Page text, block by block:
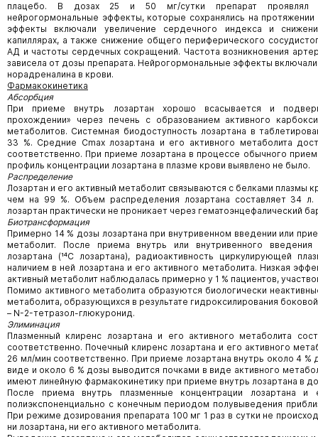
плацебо. В дозах 25 и 50 мг/сутки препарат проявлял
нейрогормональные эффекты, которые сохранялись на
эффекты включали увеличение сердечного индекса и
капиллярах, а также снижение общего периферического
АД и частоты сердечных сокращений. Частота возникновения
зависела от дозы препарата. Нейрогормональные эффекты
норадреналина в крови.
Фармакокинетика
Абсорбция
При приеме внутрь лозартан хорошо всасывается и
прохождении» через печень с образованием активного
метаболитов. Системная биодоступность лозартана в
33 %. Средние Cmax лозартана и его активного метаболита
соответственно. При приеме лозартана в процессе обычного
профиль концентрации лозартана в плазме крови выявлено не было.
Распределение
Лозартан и его активный метаболит связываются с белками плазмы
чем на 99 %. Объем распределения лозартана составляет 34 л.
лозартан практически не проникает через гематоэнцефалический
Биотрансформация
Примерно 14 % дозы лозартана при внутривенном введении или
метаболит. После приема внутрь или внутривенного
лозартана (¹⁴С лозартана), радиоактивность циркулирующей
наличием в ней лозартана и его активного метаболита. Низкая
активный метаболит наблюдалась примерно у 1 % пациентов,
Помимо активного метаболита образуются биологически
метаболита, образующихся в результате гидроксилирования
– N-2-тетразол-глюкуронид.
Элиминация
Плазменный клиренс лозартана и его активного метаболита
соответственно. Почечный клиренс лозартана и его активного
26 мл/мин соответственно. При приеме лозартана внутрь около 4
виде и около 6 % дозы выводится почками в виде активного
имеют линейную фармакокинетику при приеме внутрь лозартана в
После приема внутрь плазменные концентрации лозартана и
полиэкспоненциально с конечным периодом полувыведения
При режиме дозирования препарата 100 мг 1 раз в сутки не
ни лозартана, ни его активного метаболита.